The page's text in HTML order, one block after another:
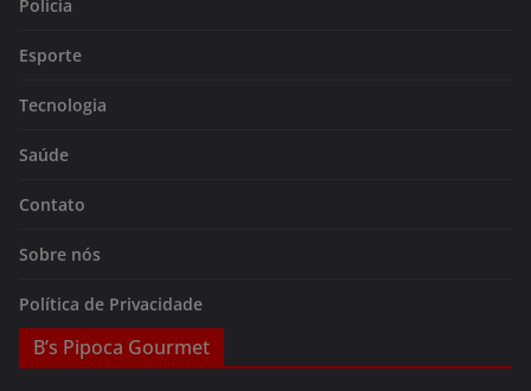
Polícia
Esporte
Tecnologia
Saúde
Contato
Sobre nós
Política de Privacidade
B’s Pipoca Gourmet